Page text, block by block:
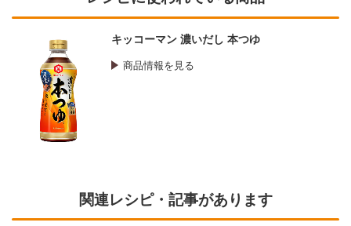
キッコーマン 濃いだし 本つゆ
商品情報を見る
関連レシピ・記事があります